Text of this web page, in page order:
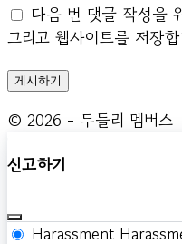
다음 번 댓글 작성을
그리고 웹사이트를 저장
© 2026 - 두들리 멤버스
신고하기
Harassment